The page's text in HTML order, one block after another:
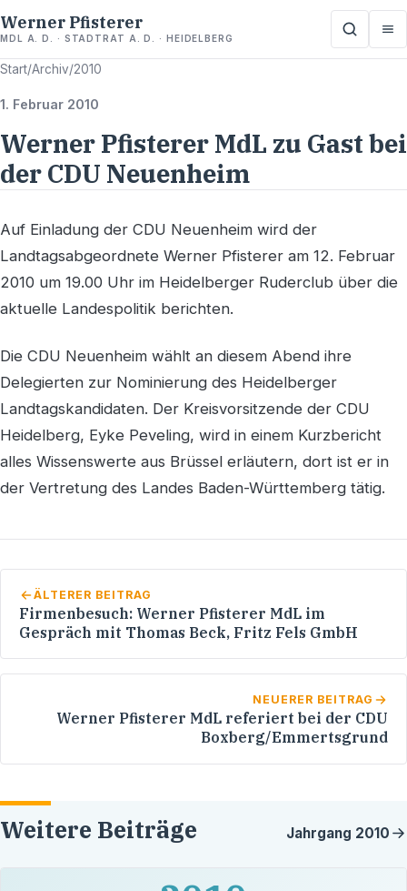
Werner Pfisterer
MDL A. D. · STADTRAT A. D. · HEIDELBERG
Start/Archiv/2010
1. Februar 2010
Werner Pfisterer MdL zu Gast bei
der CDU Neuenheim
Auf Einladung der CDU Neuenheim wird der
Landtagsabgeordnete Werner Pfisterer am 12. Februar
2010 um 19.00 Uhr im Heidelberger Ruderclub über die
aktuelle Landespolitik berichten.
Die CDU Neuenheim wählt an diesem Abend ihre
Delegierten zur Nominierung des Heidelberger
Landtagskandidaten. Der Kreisvorsitzende der CDU
Heidelberg, Eyke Peveling, wird in einem Kurzbericht
alles Wissenswerte aus Brüssel erläutern, dort ist er in
der Vertretung des Landes Baden-Württemberg tätig.
ÄLTERER BEITRAG
Firmenbesuch: Werner Pfisterer MdL im
Gespräch mit Thomas Beck, Fritz Fels GmbH
NEUERER BEITRAG
Werner Pfisterer MdL referiert bei der CDU
Boxberg/Emmertsgrund
Weitere Beiträge Jahrgang 2010